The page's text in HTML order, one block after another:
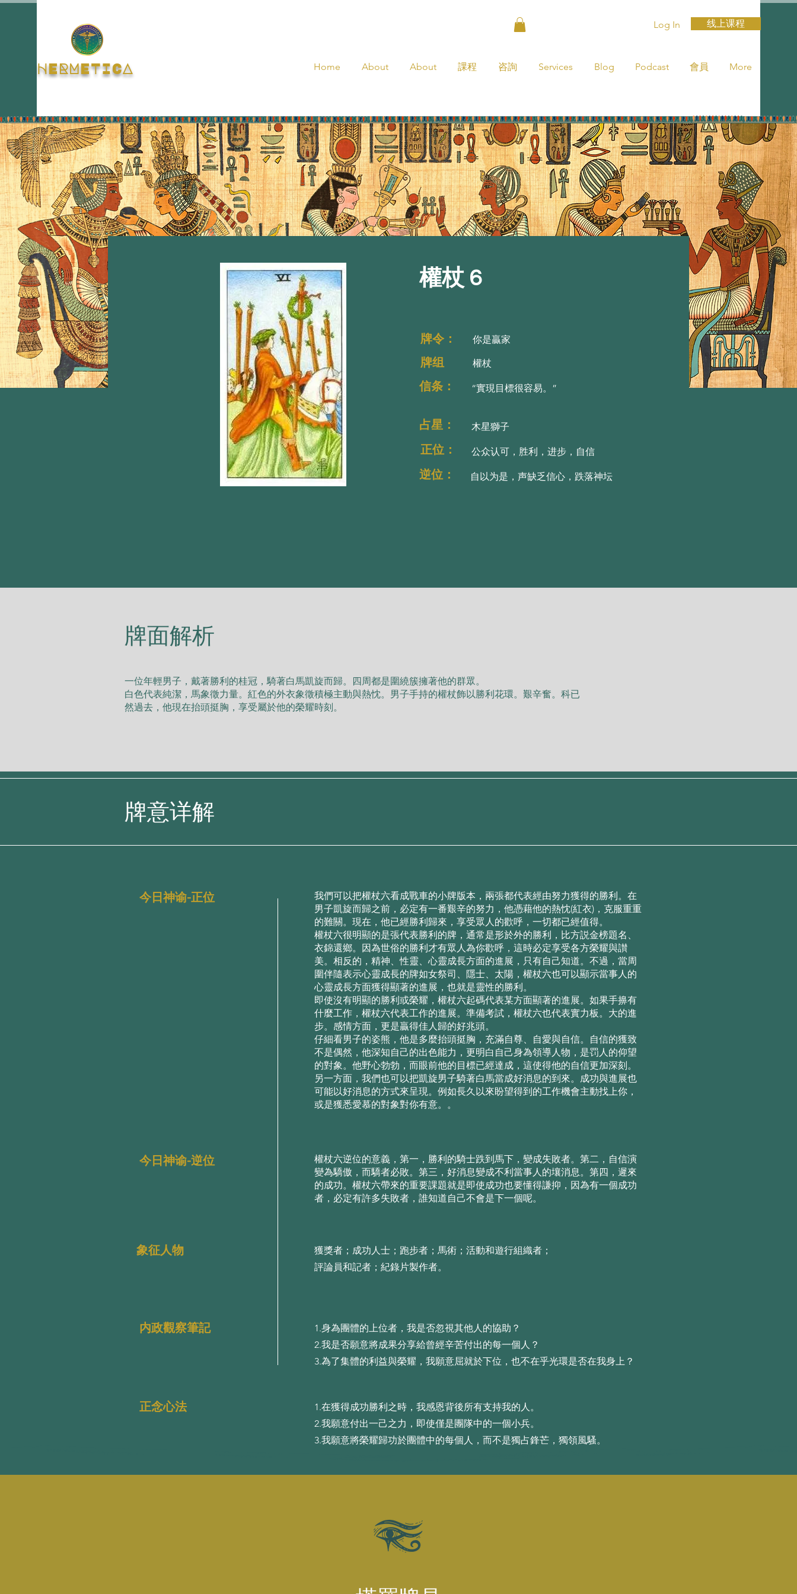
HERMETICA
Log In 线上课程
Home About About 課程 咨詢 Services Blog Podcast 會員 More
權杖 6
牌令： 你是贏家
牌组 權杖
信条： “實現目標很容易。”
占星： 木星獅子
正位： 公众认可，胜利，进步，自信
逆位： 自以为是，声缺乏信心，跌落神坛
​牌面解析
⼀位年輕男⼦，戴著勝利的桂冠，騎著⽩⾺凱旋⽽歸。四周都是圍繞簇擁著他的群眾。
⽩⾊代表純潔，⾺象徵⼒量。紅⾊的外⾐象徵積極主動與熱忱。男⼦⼿持的權杖飾以勝利花環。艱⾟奮。科已
然過去，他現在抬頭挺胸，享受屬於他的榮耀時刻。
牌意详解
今日神谕-正位
今日神谕-逆位
象征人物
内政觀察筆記
我們可以把權杖六看成戰⾞的⼩牌版本，兩張都代表經由努⼒獲得的勝利。在
男⼦凱旋⽽歸之前，必定有⼀番艱⾟的努⼒，他憑藉他的熱忱(紅⾐)，克服重重
的難關。現在，他已經勝利歸來，享受眾⼈的歡呼，⼀切都已經值得。
權杖六很明顯的是張代表勝利的牌，通常是形於外的勝利，⽐⽅説⾦榜題名、
⾐錦還鄉。因為世俗的勝利才有眾⼈為你歡呼，這時必定享受各⽅榮耀與讃
美。相反的，精神、性靈、⼼靈成⻑⽅⾯的進展，只有⾃⼰知道。不過，當周
圍伴隨表⽰⼼靈成⻑的牌如⼥祭司、隱⼠、太陽，權杖六也可以顯⽰當事⼈的
⼼靈成⻑⽅⾯獲得顯著的進展，也就是靈性的勝利。
即使沒有明顯的勝利或榮耀，權杖六起碼代表某⽅⾯顯著的進展。如果⼿擤有
什麼⼯作，權杖六代表⼯作的進展。準備考試，權杖六也代表實⼒板。⼤的進
步。感情⽅⾯，更是贏得佳⼈歸的好兆頭。
仔細看男⼦的姿熊，他是多麼抬頭挺胸，充滿⾃尊、⾃愛與⾃信。⾃信的獲致
不是偶然，他深知⾃⼰的出⾊能⼒，更明⽩⾃⼰⾝為領導⼈物，是罚⼈的仰望
的對象。他野⼼勃勃，⽽眼前他的⽬標已經達成，這使得他的⾃信更加深刻。
另⼀⽅⾯，我們也可以把凱旋男⼦騎著⽩⾺當成好消息的到來。成功與進展也
可能以好消息的⽅式來呈現。例如⻑久以來盼望得到的⼯作機會主動找上你，
或是獲悉愛慕的對象對你有意。。
權杖六逆位的意義，第⼀，勝利的騎⼠跌到⾺下，變成失敗者。第⼆，⾃信演
變為驕傲，⽽驕者必敗。第三，好消息變成不利當事⼈的壤消息。第四，遲來
的成功。權杖六帶來的重要課題就是即使成功也要懂得謙抑，因為有⼀個成功
者，必定有許多失敗者，誰知道⾃⼰不會是下⼀個呢。
獲獎者；成功人士；跑步者；馬術；活動和遊行組織者；
評論員和記者；紀錄片製作者。
1.⾝為團體的上位者，我是否忽視其他⼈的協助？
2.我是否願意將成果分享給曾經⾟苦付出的每⼀個⼈？
3.為了集體的利益與榮耀，我願意屈就於下位，也不在乎光環是否在我⾝上？
正念心法
1.在獲得成功勝利之時，我感恩背後所有⽀持我的⼈。
2.我願意付出⼀⼰之⼒，即使僅是團隊中的⼀個⼩兵。
3.我願意將榮耀歸功於團體中的每個⼈，⽽不是獨占鋒芒，獨領⾵騷。